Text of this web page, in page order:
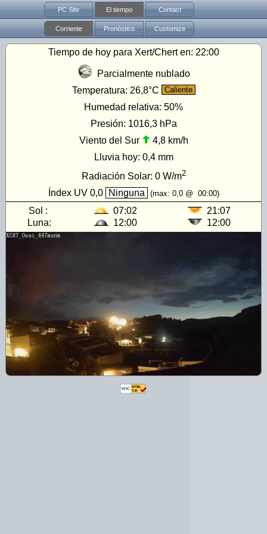
PC Site El tiempo Contact
Corriente Pronóstico Customize
Tiempo de hoy para Xert/Chert en: 22:00
Parcialmente nublado
Temperatura: 26,8°C Caliente
Humedad relativa: 50%
Presión: 1016,3 hPa
Viento del Sur
4,8 km/h
Lluvia hoy: 0,4 mm
Radiación Solar: 0W/m2
Índex UV 0,0 Ninguna (max: 0,0@ 00:00)
Sol : 07:02
21:07
Luna:
12:00 12:00